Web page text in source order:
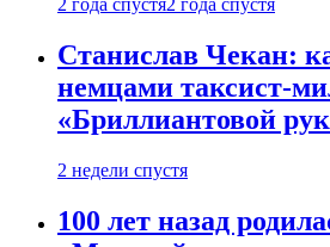
2 года спустя2 года спустя
Станислав Чекан:
немцами таксист-
«Бриллиантовой
2 недели спустя
100 лет назад